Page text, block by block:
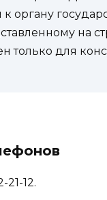
к органу
на
только для
21-12.